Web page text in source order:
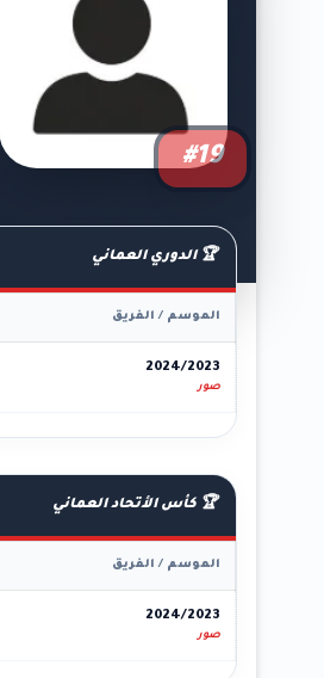
#19
🏆 الدوري العماني
الموسم / الفريق
2024/2023
صور
🏆 كأس الأتحاد العماني
الموسم / الفريق
2024/2023
صور